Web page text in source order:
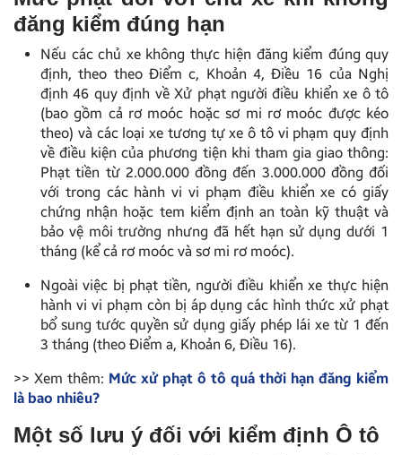
đăng kiểm đúng hạn
Nếu các chủ xe không thực hiện đăng kiểm đúng quy
định, theo theo Điểm c, Khoản 4, Điều 16 của Nghị
định 46 quy định về Xử phạt người điều khiển xe ô tô
(bao gồm cả rơ moóc hoặc sơ mi rơ moóc được kéo
theo) và các loại xe tương tự xe ô tô vi phạm quy định
về điều kiện của phương tiện khi tham gia giao thông:
Phạt tiền từ 2.000.000 đồng đến 3.000.000 đồng đối
với trong các hành vi vi phạm điều khiển xe có giấy
chứng nhận hoặc tem kiểm định an toàn kỹ thuật và
bảo vệ môi trường nhưng đã hết hạn sử dụng dưới 1
tháng (kể cả rơ moóc và sơ mi rơ moóc).
Ngoài việc bị phạt tiền, người điều khiển xe thực hiện
hành vi vi phạm còn bị áp dụng các hình thức xử phạt
bổ sung tước quyền sử dụng giấy phép lái xe từ 1 đến
3 tháng (theo Điểm a, Khoản 6, Điều 16).
>> Xem thêm: Mức xử phạt ô tô quá thời hạn đăng kiểm
là bao nhiêu?
Một số lưu ý đối với kiểm định Ô tô